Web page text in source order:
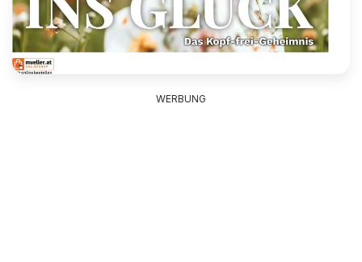
WERBUNG